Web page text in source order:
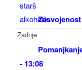
Zadnje
- 13:08